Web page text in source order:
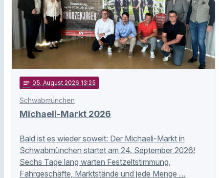
notes 05. August 2026 13:25
Schwabmünchen
Michaeli-Markt 2026
Bald ist es wieder soweit: Der Michaeli-Markt in
Schwabmünchen startet am 24. September 2026!
Sechs Tage lang warten Festzeltstimmung,
Fahrgeschäfte, Marktstände und jede Menge …